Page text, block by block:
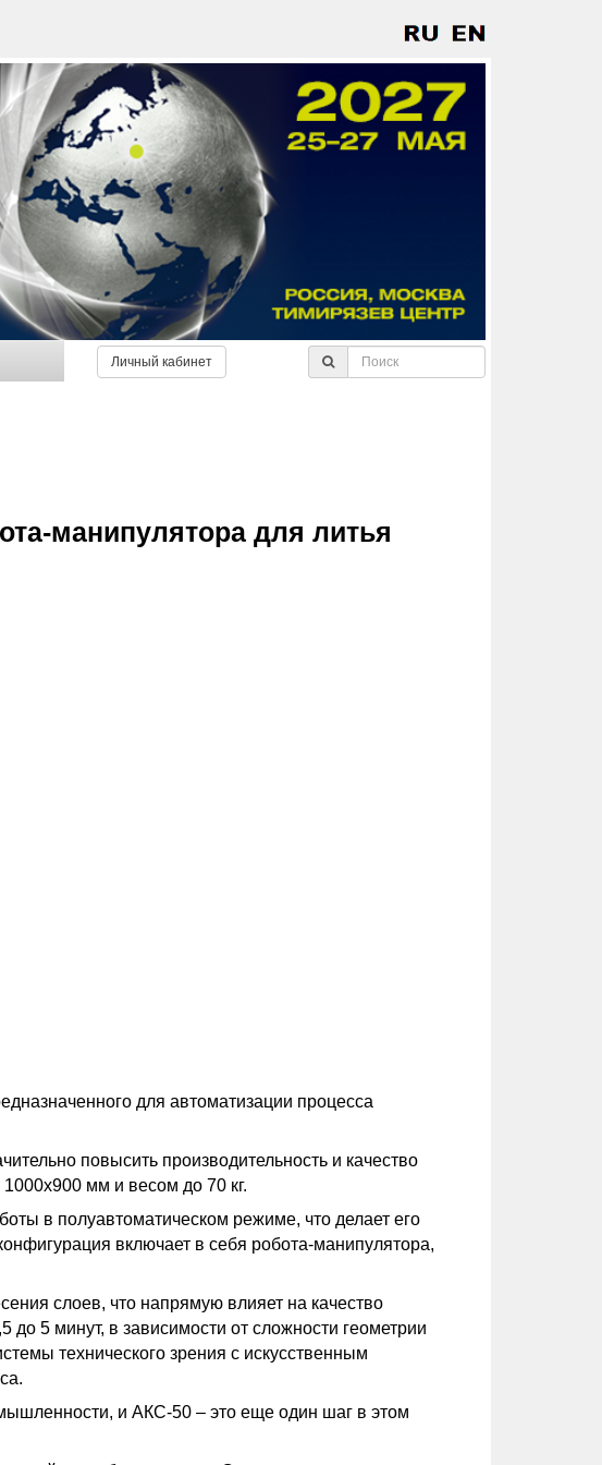
Личный кабинет
манипулятора для литья
для автоматизации процесса
повысить производительность и качество
мм и весом до 70 кг.
в полуавтоматическом режиме, что делает его
включает в себя робота-манипулятора,
слоев, что напрямую влияет на качество
5 минут, в зависимости от сложности геометрии
технического зрения с искусственным
и АКС-50 – это еще один шаг в этом